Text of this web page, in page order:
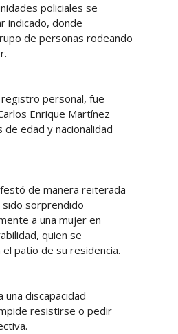
policiales se
indicado, donde
de personas rodeando
personal, fue
Enrique Martínez
de edad y nacionalidad
de manera reiterada
sorprendido
a una mujer en
quien se
patio de su residencia.
una discapacidad
resistirse o pedir